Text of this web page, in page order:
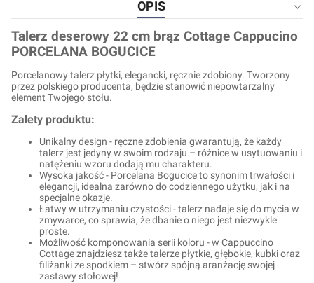
OPIS
Talerz deserowy 22 cm brąz Cottage Cappucino
PORCELANA BOGUCICE
Porcelanowy talerz płytki, elegancki, ręcznie zdobiony. Tworzony
przez polskiego producenta, będzie stanowić niepowtarzalny
element Twojego stołu.
Zalety produktu:
Unikalny design - ręczne zdobienia gwarantują, że każdy
talerz jest jedyny w swoim rodzaju – różnice w usytuowaniu i
natężeniu wzoru dodają mu charakteru.
Wysoka jakość - Porcelana Bogucice to synonim trwałości i
elegancji, idealna zarówno do codziennego użytku, jak i na
specjalne okazje.
Łatwy w utrzymaniu czystości - talerz nadaje się do mycia w
zmywarce, co sprawia, że dbanie o niego jest niezwykle
proste.
Możliwość komponowania serii koloru - w Cappuccino
Cottage znajdziesz także talerze płytkie, głębokie, kubki oraz
filiżanki ze spodkiem – stwórz spójną aranżację swojej
zastawy stołowej!